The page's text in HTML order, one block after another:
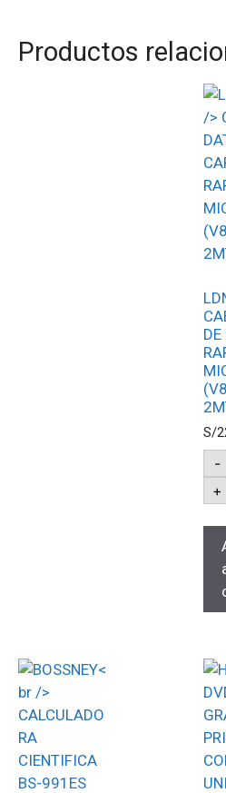
Productos
S/
-
+